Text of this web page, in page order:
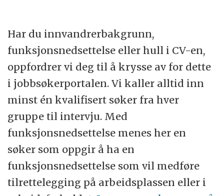
Har du innvandrerbakgrunn,
funksjonsnedsettelse eller hull i CV-en,
oppfordrer vi deg til å krysse av for dette
i jobbsøkerportalen. Vi kaller alltid inn
minst én kvalifisert søker fra hver
gruppe til intervju. Med
funksjonsnedsettelse menes her en
søker som oppgir å ha en
funksjonsnedsettelse som vil medføre
tilrettelegging på arbeidsplassen eller i